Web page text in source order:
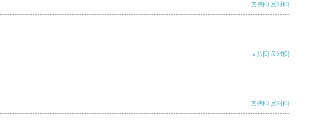
支持[0] 反对[0]
支持[0] 反对[0]
支持[0] 反对[0]